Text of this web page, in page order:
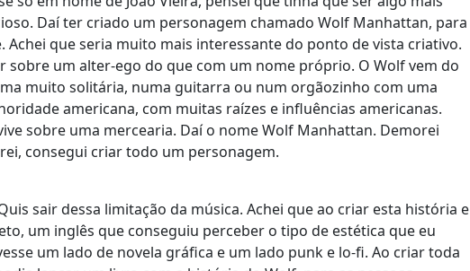
Daí ter criado um personagem chamado Wolf Manhattan, para
que seria muito mais interessante do ponto de vista criativo.
um alter-ego do que com um nome próprio. O Wolf vem do
muito solitária, numa guitarra ou num orgãozinho com uma
americana, com muitas raízes e influências americanas.
sobre uma mercearia. Daí o nome Wolf Manhattan. Demorei
consegui criar todo um personagem.
sair dessa limitação da música. Achei que ao criar esta história e
um inglês que conseguiu perceber o tipo de estética que eu
um lado de novela gráfica e um lado punk e lo-fi. Ao criar toda